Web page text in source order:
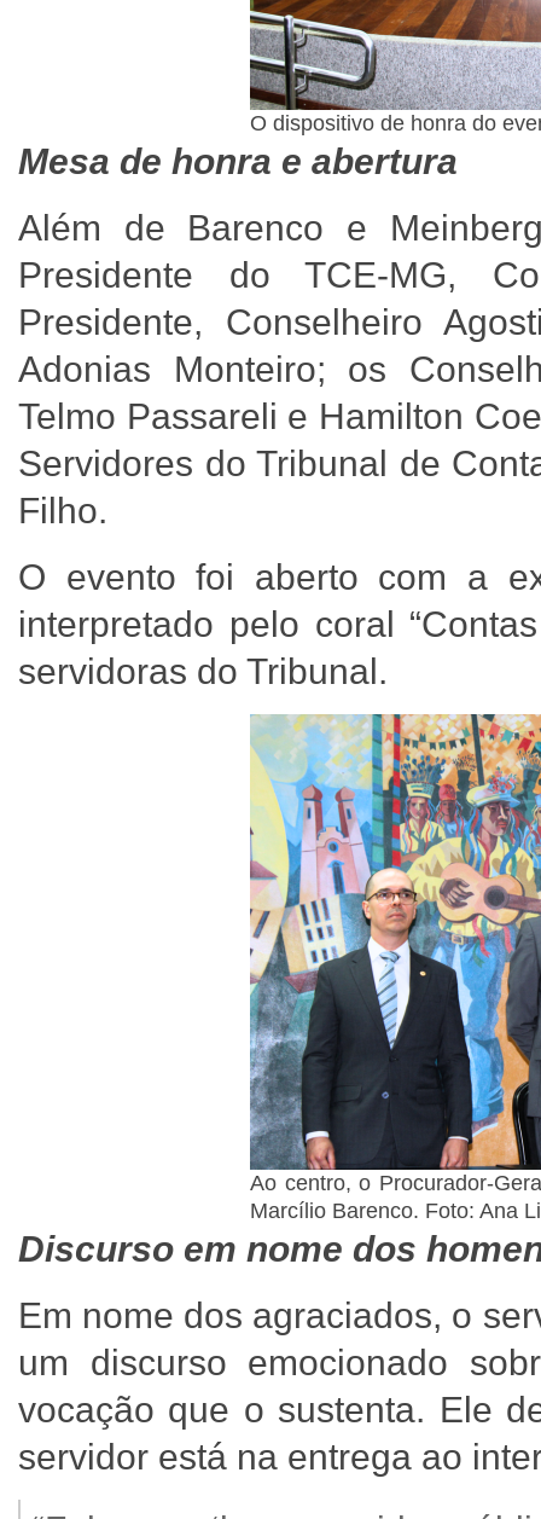
O dispositivo de honra do
Mesa de honra e abertura
Além de Barenco e
Presidente do TCE-MG,
Presidente, Conselheiro
Adonias Monteiro; os
Telmo Passareli e Hamilton
Servidores do Tribunal de
Filho.
O evento foi aberto com a
interpretado pelo coral
servidoras do Tribunal.
Ao centro, o Procurador-
Marcílio Barenco. Foto: Ana
Discurso em nome dos
Em nome dos agraciados, o
um discurso emocionado
vocação que o sustenta. Ele
servidor está na entrega ao